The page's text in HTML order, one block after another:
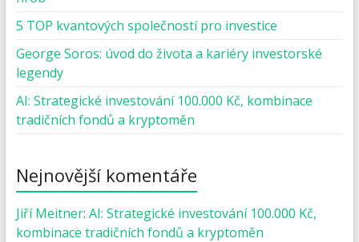
5 TOP kvantových společností pro investice
George Soros: úvod do života a kariéry investorské
legendy
AI: Strategické investování 100.000 Kč, kombinace
tradičních fondů a kryptoměn
Nejnovější komentáře
Jiří Meitner: AI: Strategické investování 100.000 Kč,
kombinace tradičních fondů a kryptoměn